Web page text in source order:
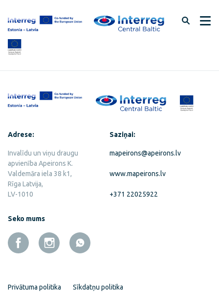
uz
lapas
saturu
Adrese:
Invalīdu un viņu draugu
apvienība Apeirons K.
Valdemāra iela 38 k1,
Rīga Latvija,
LV-1010
Saziņai:
mapeirons@apeirons.lv
www.mapeirons.lv
+371 22025922
Seko mums
Privātuma politika Sīkdatņu politika